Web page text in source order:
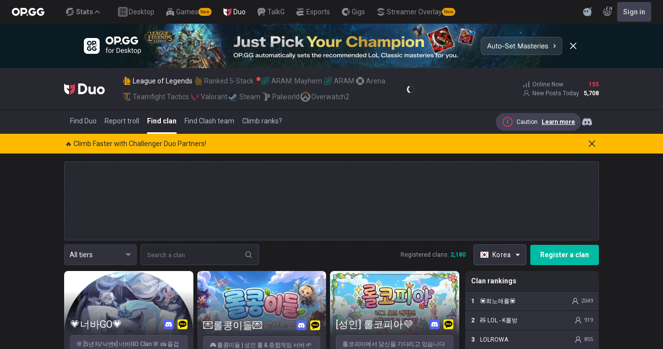
Stats Desktop Games New Duo TalkG Esports Gigs Streamer Overlay New
EN Sign in
League of Legends Ranked 5-Stack ARAM: Mayhem ARAM
Arena
Teamfight Tactics
Valorant Steam Palworld Overwatch2
Online Now
155
New Posts Today
5,708
Find Duo Report troll Find clan Find Clash team Climb ranks? Caution Learn more
🔥 Climb Faster with Challenger Duo Partners!
Registered clans: 2,180 Korea Register a clan
💗너바GO💗
🌸 [5년차/닉변x] 너바GO Clan 🌸 🍰 즐겁
💌롤콩이들💌
🎮 롤콩이들 | 성인 롤 & 종합게임 서버 🌱
[성인] 롤코피아💜
롤코피아에서 당신을 기다리고 있습니다
Clan rankings
1 💟희노애롤💟 2049
2 🧸 LOL - K롤방 919
3 LOLROWA 855